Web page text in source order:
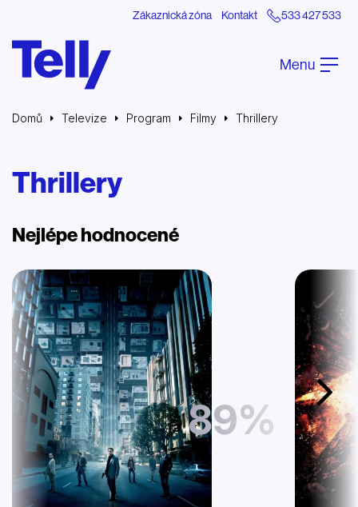
Zákaznická zóna Kontakt 533 427 533
Menu
Domů Televize Program Filmy Thrillery
Thrillery
Nejlépe hodnocené
Další
89%